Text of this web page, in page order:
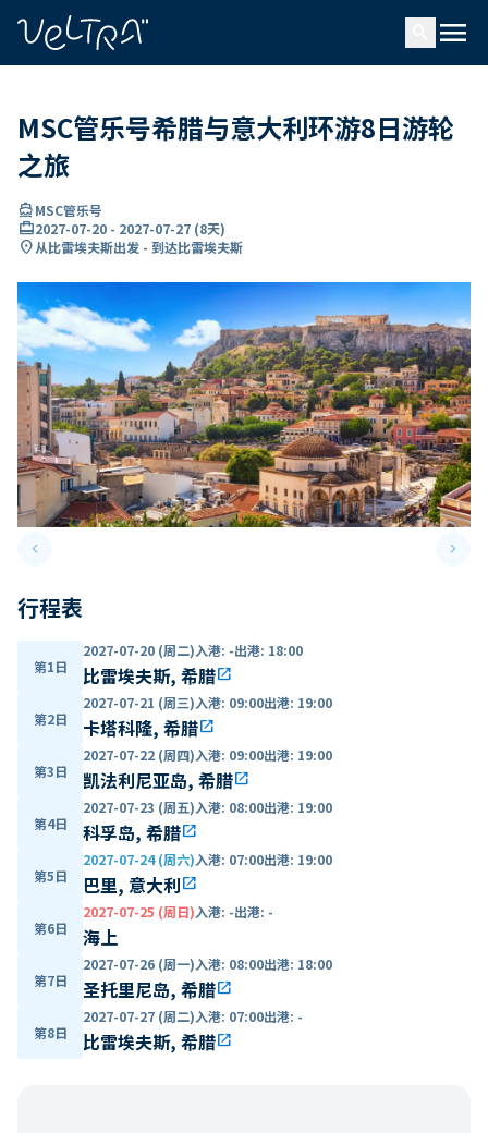
menu
MSC管乐号希腊与意大利环游8日游轮
之旅
directions_boatMSC管乐号
card_travel2027-07-20 - 2027-07-27 (8天)
location_on从比雷埃夫斯出发 - 到达比雷埃夫斯
keyboard_arrow_leftPrevious slide keyboard_arrow_right
行程表
第1日
2027-07-20 (周二)入港: -出港: 18:00
比雷埃夫斯, 希腊open_in_new
第2日
2027-07-21 (周三)入港: 09:00出港: 19:00
卡塔科隆, 希腊open_in_new
第3日
2027-07-22 (周四)入港: 09:00出港: 19:00
凯法利尼亚岛, 希腊open_in_new
第4日
2027-07-23 (周五)入港: 08:00出港: 19:00
科孚岛, 希腊open_in_new
第5日
2027-07-24 (周六)入港: 07:00出港: 19:00
巴里, 意大利open_in_new
第6日
2027-07-25 (周日)入港: -出港: -
海上
第7日
2027-07-26 (周一)入港: 08:00出港: 18:00
圣托里尼岛, 希腊open_in_new
第8日
2027-07-27 (周二)入港: 07:00出港: -
比雷埃夫斯, 希腊open_in_new